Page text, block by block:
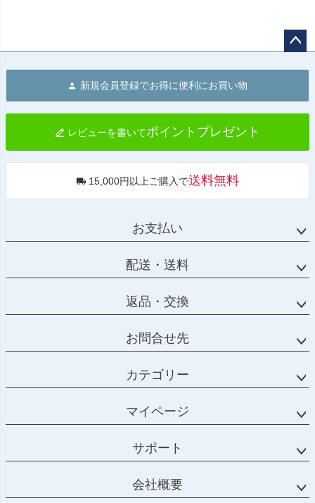
へ
新規会員登録でお得に便利にお買い物
レビューを書いてポイントプレゼント
15,000円以上ご購入で送料無料
お支払い
配送・送料
返品・交換
お問合せ先
カテゴリー
マイページ
サポート
会社概要